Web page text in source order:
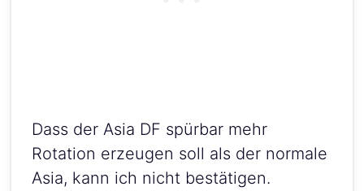
Dass der Asia DF spürbar mehr
Rotation erzeugen soll als der normale
Asia, kann ich nicht bestätigen.